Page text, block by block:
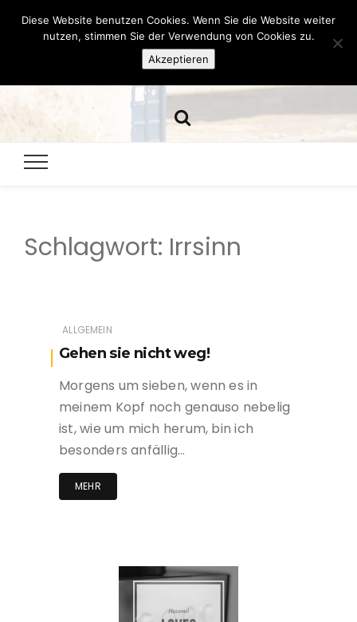
Hazamelistan
Schlagwort: Irrsinn
ALLGEMEIN
Gehen sie nicht weg!
Morgens um sieben, wenn es in
meinem Kopf noch genauso nebelig
ist, wie um mich herum, bin ich
besonders anfällig…
MEHR
Diese Website benutzen Cookies. Wenn Sie die Website weiter
nutzen, stimmen Sie der Verwendung von Cookies zu.
Akzeptieren